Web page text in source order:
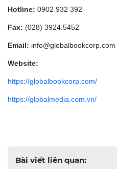
Hotline: 0902 932 392
Fax: (028) 3924.5452
Email: info@globalbookcorp.com
Website:
https://globalbookcorp.com/
https://globalmedia.com.vn/
Bài viết liên quan: